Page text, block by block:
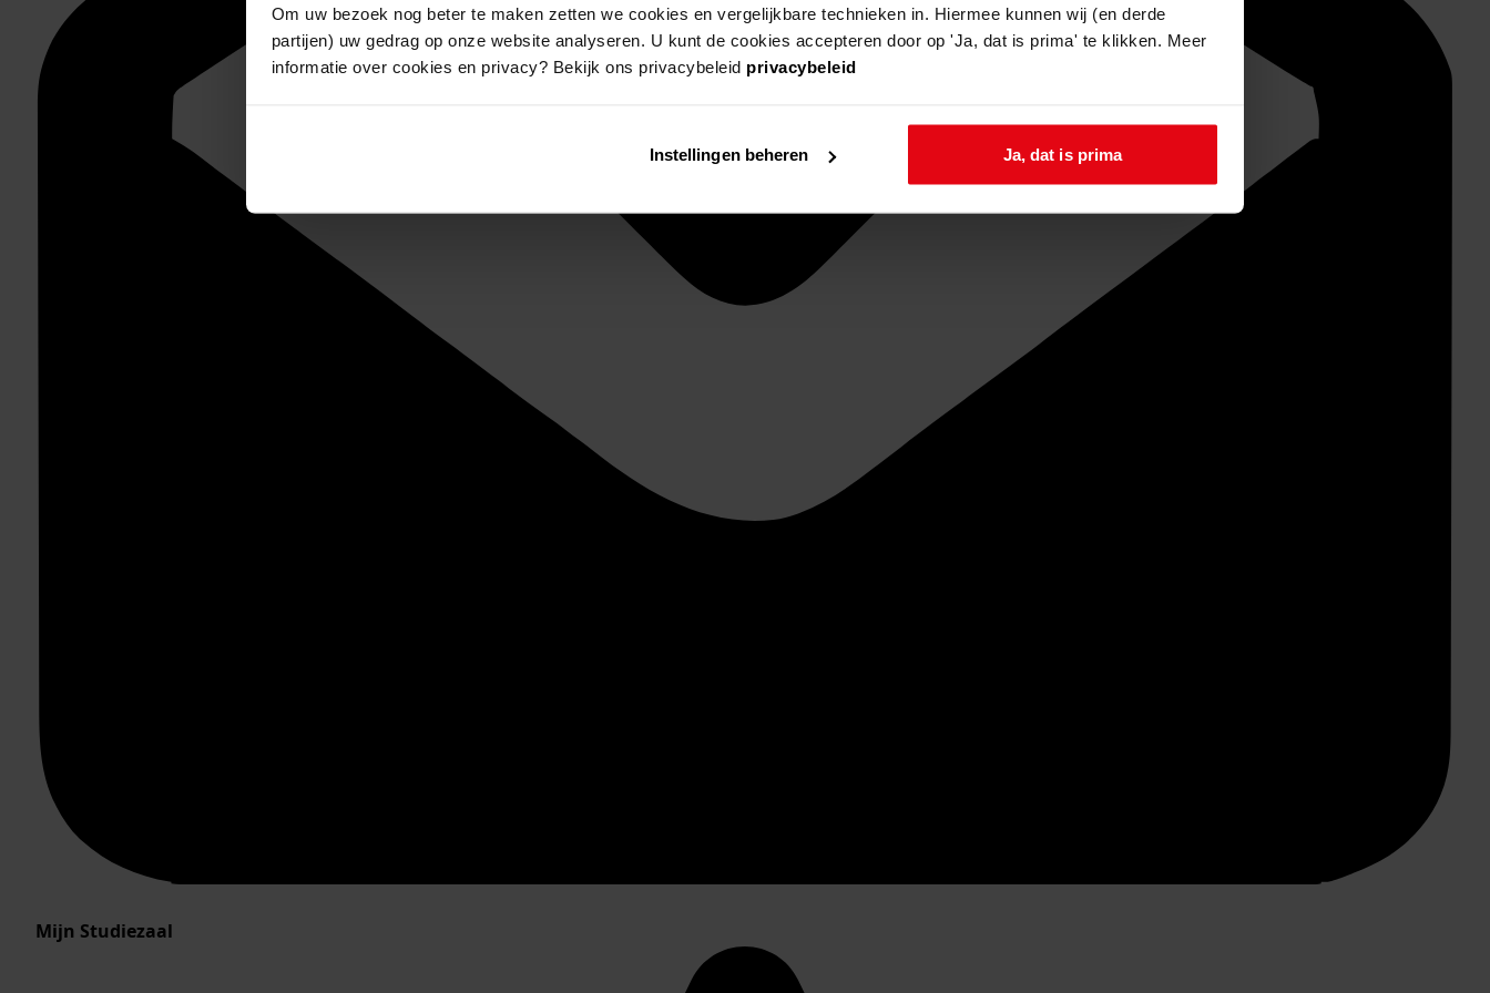
Om uw bezoek nog beter te maken zetten we cookies en vergelijkbare technieken in. Hiermee kunnen wij (en derde
partijen) uw gedrag op onze website analyseren. U kunt de cookies accepteren door op 'Ja, dat is prima' te klikken. Meer
informatie over cookies en privacy? Bekijk ons privacybeleid privacybeleid
Instellingen beheren Ja, dat is prima
Mijn Studiezaal